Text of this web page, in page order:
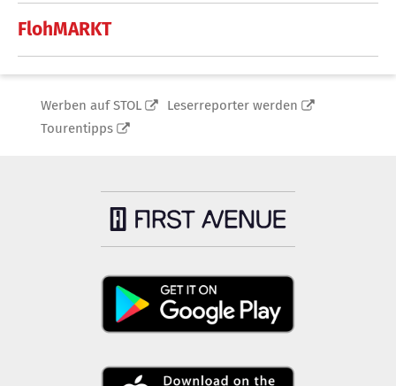
FlohMARKT
Werben auf STOL
Leserreporter werden
Tourentipps